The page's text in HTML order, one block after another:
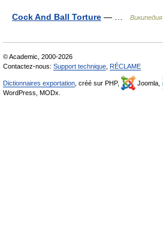
Cock And Ball Torture — … Википедия
© Academic, 2000-2026
Contactez-nous: Support technique RÉCLAME
Dictionnaires exportation , créé sur PHP, Joomla,
WordPress, MODx.